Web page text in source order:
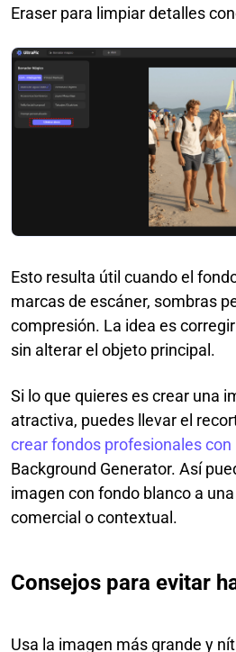
Eraser para limpiar detalles
Esto resulta útil cuando el
marcas de escáner, sombras
compresión. La idea es
sin alterar el objeto principal.
Si lo que quieres es crear una
atractiva, puedes llevar el
crear fondos profesionales con
Background Generator. Así
imagen con fondo blanco a
comercial o contextual.
Consejos para evitar
Usa la imagen más grande y